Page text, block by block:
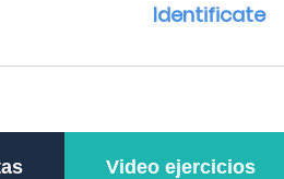
Identificate
Video ejercicios